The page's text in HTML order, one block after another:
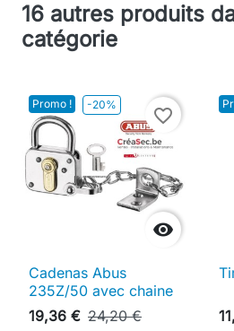
16 autres produits
catégorie
Promo ! -20%

favorite_border
Cadenas Abus
235Z/50 avec chaine
19,36 € 24,20 €